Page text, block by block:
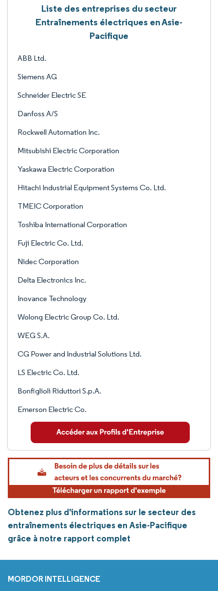
Liste des entreprises du secteur
Entraînements électriques en Asie-
Pacifique
ABB Ltd.
Siemens AG
Schneider Electric SE
Danfoss A/S
Rockwell Automation Inc.
Mitsubishi Electric Corporation
Yaskawa Electric Corporation
Hitachi Industrial Equipment Systems Co. Ltd.
TMEIC Corporation
Toshiba International Corporation
Fuji Electric Co. Ltd.
Nidec Corporation
Delta Electronics Inc.
Inovance Technology
Wolong Electric Group Co. Ltd.
WEG S.A.
CG Power and Industrial Solutions Ltd.
LS Electric Co. Ltd.
Bonfiglioli Riduttori S.p.A.
Emerson Electric Co.
Obtenez plus d'informations sur le secteur des
entraînements électriques en Asie-Pacifique
grâce à notre rapport complet
MORDOR INTELLIGENCE